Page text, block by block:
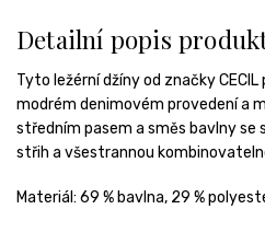
Detailní popis
Tyto ležérní džíny od značky
modrém denimovém provedení a
středním pasem a směs bavlny se
střih a všestrannou
Materiál: 69 % bavlna, 29 %